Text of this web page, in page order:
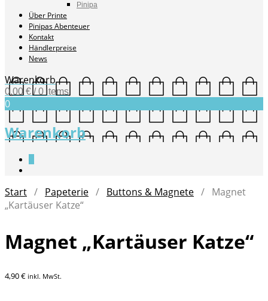
Pinipa
Über Printe
Pinipas Abenteuer
Kontakt
Händlerpreise
News
Warenkorb
0,00 € / 0 items
0
Warenkorb
Start / Papeterie / Buttons & Magnete / Magnet
„Kartäuser Katze“
Magnet „Kartäuser Katze“
4,90€ inkl. MwSt.